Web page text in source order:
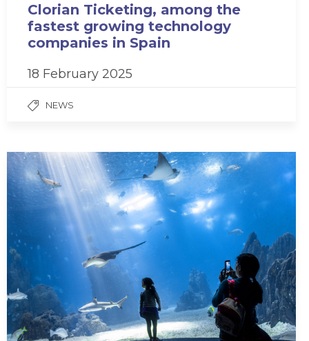
Clorian Ticketing, among the
fastest growing technology
companies in Spain
18 February 2025
NEWS